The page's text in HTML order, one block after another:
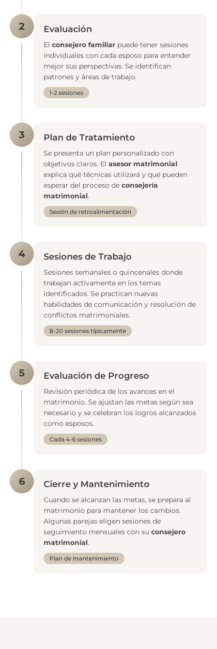
2 Evaluación
El consejero familiar puede tener sesiones
individuales con cada esposo para entender
mejor sus perspectivas. Se identifican
patrones y áreas de trabajo.
1-2 sesiones
3 Plan de Tratamiento
Se presenta un plan personalizado con
objetivos claros. El asesor matrimonial
explica qué técnicas utilizará y qué pueden
esperar del proceso de consejería
matrimonial.
Sesión de retroalimentación
4 Sesiones de Trabajo
Sesiones semanales o quincenales donde
trabajan activamente en los temas
identificados. Se practican nuevas
habilidades de comunicación y resolución de
conflictos matrimoniales.
8-20 sesiones típicamente
5 Evaluación de Progreso
Revisión periódica de los avances en el
matrimonio. Se ajustan las metas según sea
necesario y se celebran los logros alcanzados
como esposos.
Cada 4-6 sesiones
6 Cierre y Mantenimiento
Cuando se alcanzan las metas, se prepara al
matrimonio para mantener los cambios.
Algunas parejas eligen sesiones de
seguimiento mensuales con su consejero
matrimonial.
Plan de mantenimiento